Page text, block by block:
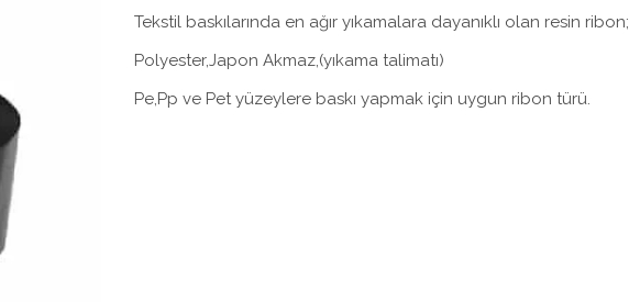
Tekstil baskılarında en ağır yıkamalara dayanıklı olan resin ribon;
Polyester,Japon Akmaz,(yıkama talimatı)
Pe,Pp ve Pet yüzeylere baskı yapmak için uygun ribon türü.